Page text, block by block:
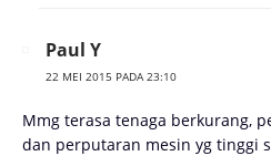
Paul Y
22 MEI 2015 PADA 23:10
Mmg terasa tenaga berkurang,
dan perputaran mesin yg tinggi